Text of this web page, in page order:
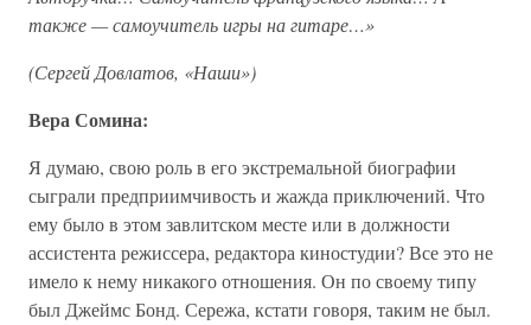
также — самоучитель игры на гитаре…»
(Сергей Довлатов, «Наши»)
Вера Сомина:
Я думаю, свою роль в его экстремальной биографии
сыграли предприимчивость и жажда приключений. Что
ему было в этом завлитском месте или в должности
ассистента режиссера, редактора киностудии? Все это не
имело к нему никакого отношения. Он по своему типу
был Джеймс Бонд. Сережа, кстати говоря, таким не был.